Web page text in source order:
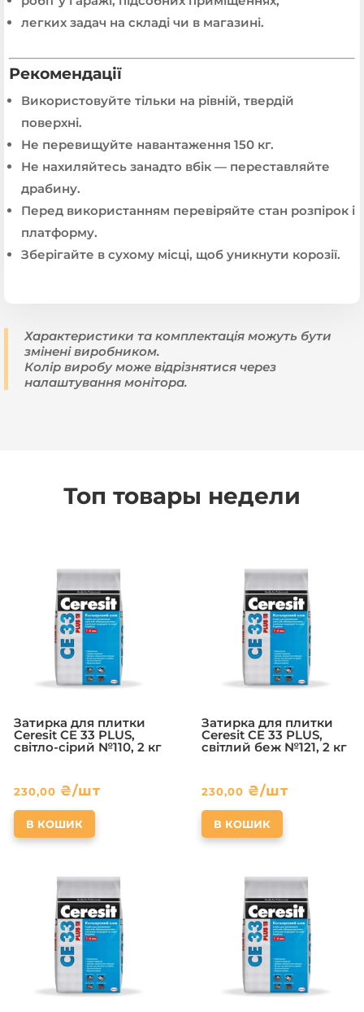
легких задач на складі чи в магазині.
Рекомендації
Використовуйте тільки на рівній, твердій
поверхні.
Не перевищуйте навантаження 150 кг.
Не нахиляйтесь занадто вбік — переставляйте
драбину.
Перед використанням перевіряйте стан розпірок і
платформу.
Зберігайте в сухому місці, щоб уникнути корозії.
Характеристики та комплектація можуть бути
змінені виробником.
Колір виробу може відрізнятися через
налаштування монітора.
Топ товары недели
Затирка для плитки
Ceresit CE 33 PLUS,
світло-сірий №110, 2 кг
230,00 ₴/шт
В КОШИК
Затирка для плитки
Ceresit CE 33 PLUS,
світлий беж №121, 2 кг
230,00 ₴/шт
В КОШИК